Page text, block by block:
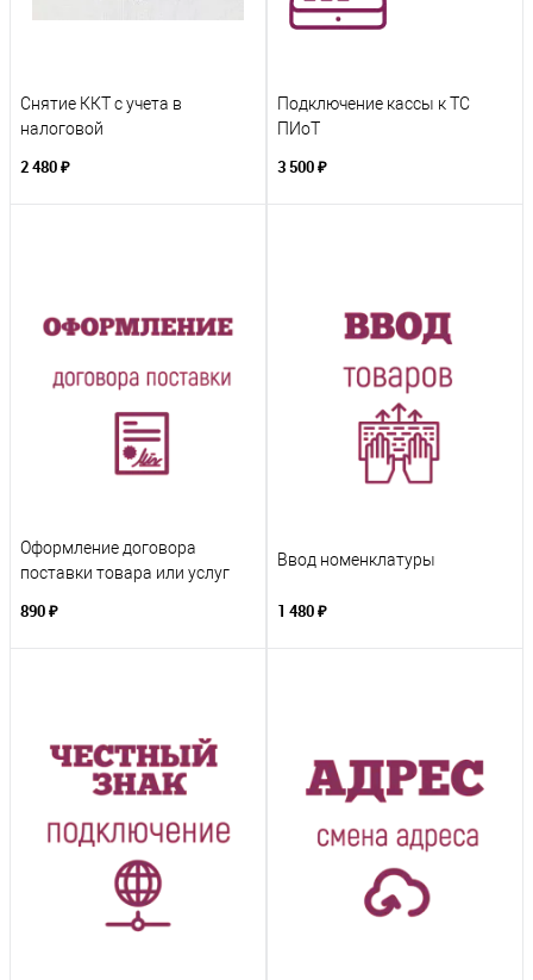
Снятие ККТ с учета в
налоговой
2 480 ₽
Подключение кассы к ТС
ПИоТ
3 500 ₽
Оформление договора
поставки товара или услуг
890 ₽
Ввод номенклатуры
1 480 ₽